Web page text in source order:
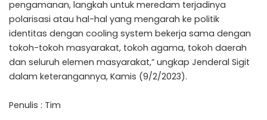
pengamanan, langkah untuk meredam terjadinya
polarisasi atau hal-hal yang mengarah ke politik
identitas dengan cooling system bekerja sama dengan
tokoh-tokoh masyarakat, tokoh agama, tokoh daerah
dan seluruh elemen masyarakat,” ungkap Jenderal Sigit
dalam keterangannya, Kamis (9/2/2023).
Penulis : Tim